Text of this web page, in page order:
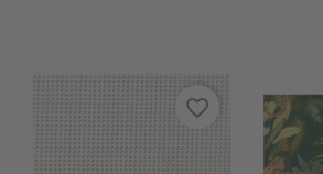
favorite_border